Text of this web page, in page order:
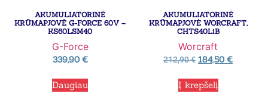
AKUMULIATORINĖ
KRŪMAPJOVĖ G-FORCE 60V –
KS60LSM40
G-Force
339,90€
Daugiau
AKUMULIATORINĖ
KRŪMAPJOVĖ WORCRAFT,
CHTS40LiB
Worcraft
212,90€ 184,50€
Į krepšelį